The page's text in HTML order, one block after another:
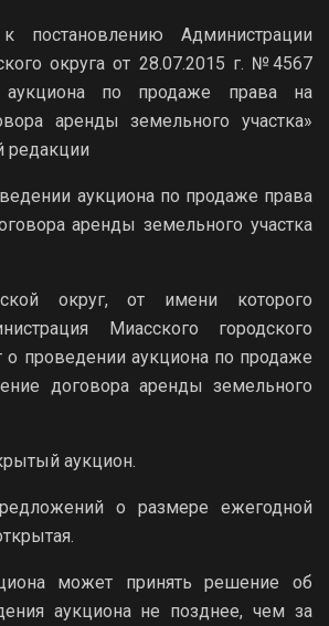
постановлению Администрации
округа от 28.07.2015 г. №4567
по продаже права на
аренды земельного участка»
редакции
аукциона по продаже права
аренды земельного участка
округ, от имени которого
Миасского городского
о проведении аукциона по продаже
договора аренды земельного
аукцион.
о размере ежегодной
может принять решение об
аукциона не позднее, чем за